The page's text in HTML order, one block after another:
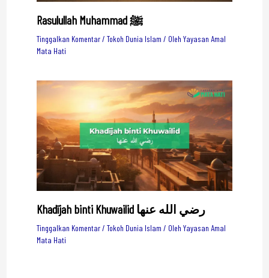
Rasulullah Muhammad ﷺ
Tinggalkan Komentar/ Tokoh Dunia Islam / Oleh Yayasan Amal
Mata Hati
Khadījah binti Khuwailid رضي الله عنها
Tinggalkan Komentar/ Tokoh Dunia Islam / Oleh Yayasan Amal
Mata Hati